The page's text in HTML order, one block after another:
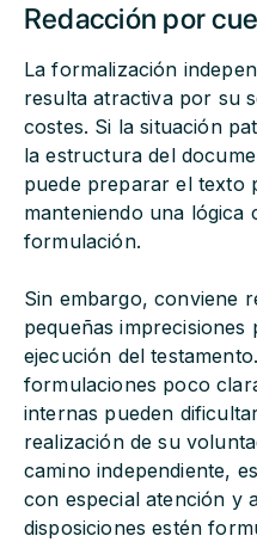
Redacción por
La formalización
resulta atractiva por su
costes. Si la situación
la estructura del
puede preparar el texto
manteniendo una lógica
formulación.
Sin embargo, conviene
pequeñas
ejecución del
formulaciones poco
internas pueden
realización de su
camino independiente,
con especial atención y
disposiciones estén